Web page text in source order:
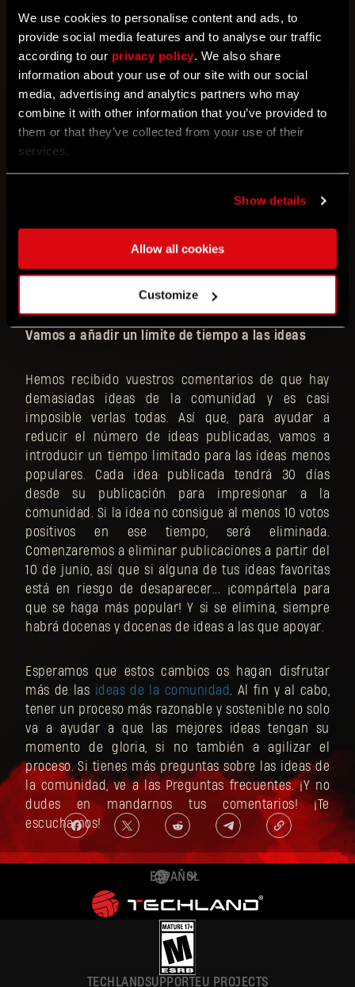
We use cookies to personalise content and ads, to
provide social media features and to analyse our traffic
according to our privacy policy. We also share
information about your use of our site with our social
media, advertising and analytics partners who may
combine it with other information that you’ve provided to
them or that they’ve collected from your use of their
services.
Show details
Allow all cookies
Customize
cuenta de lo importante que es que sean factibles
desde el principio. Para darte algunos ejemplos,
algunas de las ideas que tenemos que rechazar son
nuevas ubicaciones, nuevos modelos de enemigos;
no siempre es posible implementar conceptos tan
grandes, al menos en un futuro previsible. Antes,
algunas ideas se daban de bruces con la realidad
casi al final del proceso. Y por ello, a partir de ahora,
evitaremos eso haciendo que un desarrollador se
fije en las ideas que están en la fase de moderación
proyecto de las ideas de la comunidad muestre
ideas que sean factibles y posibles, para así evitar
decepciones más adelante.
Vamos a añadir un límite de tiempo a las ideas
Hemos recibido vuestros comentarios de que hay
demasiadas ideas de la comunidad y es casi
imposible verlas todas. Así que, para ayudar a
reducir el número de ideas publicadas, vamos a
introducir un tiempo limitado para las ideas menos
populares. Cada idea publicada tendrá 30 días
desde su publicación para impresionar a la
comunidad. Si la idea no consigue al menos 10 votos
positivos en ese tiempo, será eliminada.
Comenzaremos a eliminar publicaciones a partir del
10 de junio, así que si alguna de tus ideas favoritas
está en riesgo de desaparecer... ¡compártela para
que se haga más popular! Y si se elimina, siempre
habrá docenas y docenas de ideas a las que apoyar.
Esperamos que estos cambios os hagan disfrutar
más de las ideas de la comunidad
. Al fin y al cabo,
tener un proceso más razonable y sostenible no solo
va a ayudar a que las mejores ideas tengan su
momento de gloria, si no también a agilizar el
proceso. Si tienes más preguntas sobre las ideas de
la comunidad, ve a las Preguntas frecuentes. ¡Y no
dudes en mandarnos tus comentarios! ¡Te
escuchamos!
ESPAÑOL
DEUTSCH
ENGLISH
FRANÇAIS
TECHLANDSUPPORTEU PROJECTS